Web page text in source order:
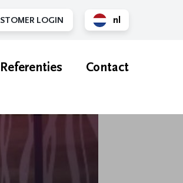
LOGIN
nl
Referenties Contact